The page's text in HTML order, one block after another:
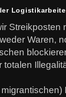
Streikposten
Waren,
totalen